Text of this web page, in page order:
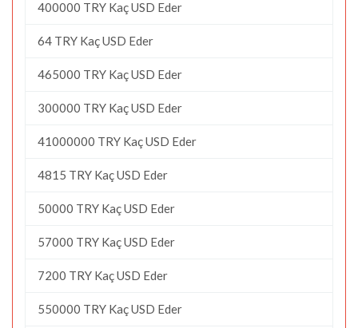
400000 TRY Kaç USD Eder
64 TRY Kaç USD Eder
465000 TRY Kaç USD Eder
300000 TRY Kaç USD Eder
41000000 TRY Kaç USD Eder
4815 TRY Kaç USD Eder
50000 TRY Kaç USD Eder
57000 TRY Kaç USD Eder
7200 TRY Kaç USD Eder
550000 TRY Kaç USD Eder